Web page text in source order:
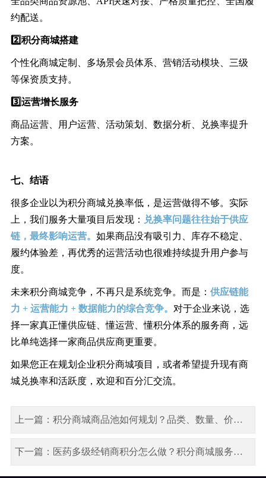
约配送。
2️⃣ 积分商城搭建
个性化商城定制、多场景会员体系、营销活动模块、三级
等保资质支持。
3️⃣ 运营增长服务
商品运营、用户运营、活动策划、数据分析、兑换率提升
方案。
七、 结语
很多企业以为积分商城兑换率低，是运营做得不够。实际
上，我们服务大量项目后发现： 兑换率问题往往始于供应
链，最终影响运营。 如果商品没有吸引力、库存不稳定、
履约体验差，再优秀的运营活动也很难持续提升用户参与
度。
未来积分商城竞争，不再只是系统竞争。而是： 供应链能
力 + 运营能力 + 数据能力的综合竞争。 对于企业来说，选
择一家真正懂供应链、懂运营、懂积分体系的服务商，远
比单纯选择一家商品供应商更重要。
如果您正在规划企业积分商城项目，或者希望提升现有商
城兑换率和活跃度，欢迎和百分汇交流。
上一篇：积分商城商品池如何规划？品类、数量、价格全解析
下一篇：医药多级经销商积分怎么做？积分商城服务商分层激励方案